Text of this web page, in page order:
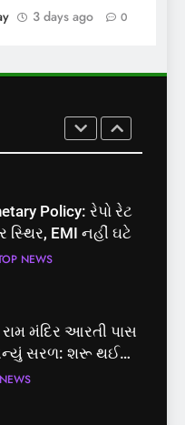
3 days ago 0
ઉમેદવાર
સ્થિર, EMI નહીં ઘટે
મંદિર આરતી પાસ
સરળ: શરૂ થઈ
જાણો સંપૂર્ણ
અને ‘લગાન’ ફેમ
રાવતનું 74
નિધન, બ્લડ કેન્સર